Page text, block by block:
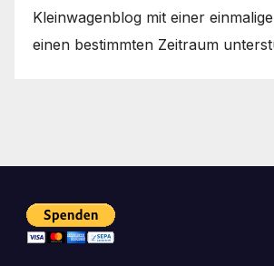
Kleinwagenblog mit einer
einen bestimmten Zeitraum